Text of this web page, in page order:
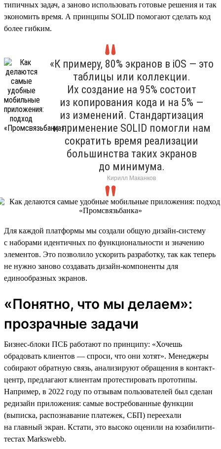
типичных задач, а заново использовать готовые решения и так
экономить время. А принципы SOLID помогают сделать код
более гибким.
«К примеру, 80% экранов в iOS — это
таблицы или коллекции.
Их создание на 95% состоит
из копирования кода и на 5% —
из изменений. Стандартизация
и применение SOLID помогли нам
сократить время реализации
большинства таких экранов
до минимума.
Кирилл Маканков
Для каждой платформы мы создали общую дизайн-систему
с наборами идентичных по функциональности и значению
элементов. Это позволило ускорить разработку, так как теперь
не нужно заново создавать дизайн-компоненты для
единообразных экранов.
«Понятно, что мы делаем»:
прозрачные задачи
Бизнес-блоки ПСБ работают по принципу: «Хочешь
обрадовать клиентов — спроси, что они хотят». Менеджеры
собирают обратную связь, анализируют обращения в контакт-
центр, предлагают клиентам протестировать прототипы.
Например, в 2022 году по отзывам пользователей был сделан
редизайн приложения: самые востребованные функции
(выписка, распознавание платежек, СБП) переехали
на главный экран. Кстати, это высоко оценили на юзабилити-
тестах Markswebb.